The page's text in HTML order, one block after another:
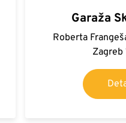
Garaža
Roberta
Zagreb